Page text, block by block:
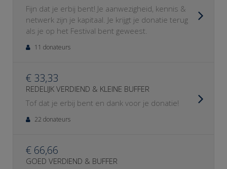
Fijn dat je erbij bent! Je aanwezigheid, kennis &
netwerk zijn je kapitaal. Je krijgt je donatie terug
als je op het Festival bent geweest.
11 donateurs
€ 33,33
REDELIJK VERDIEND & KLEINE BUFFER
Tof dat je erbij bent en dank voor je donatie!
22 donateurs
€ 66,66
GOED VERDIEND & BUFFER